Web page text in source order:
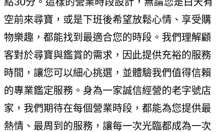
空前來尋寶，或是下班後希望放鬆心情、享受購
物樂趣，都能找到最適合您的時段。我們理解顧
客對於尋寶與鑑賞的需求，因此提供充裕的服務
時間，讓您可以細心挑選，並體驗我們值得信賴
的專業鑑定服務。身為一家誠信經營的老字號店
家，我們期待在每個營業時段，都能為您提供最
熱情、最周到的服務，讓每一次光臨都成為一次